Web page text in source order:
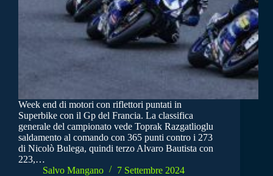
Week end di motori con riflettori puntati in
Superbike con il Gp del Francia. La classifica
generale del campionato vede Toprak Razgatlioglu
saldamento al comando con 365 punti contro i 273
di Nicolò Bulega, quindi terzo Alvaro Bautista con
223,…
Salvo Mangano
7 Settembre 2024